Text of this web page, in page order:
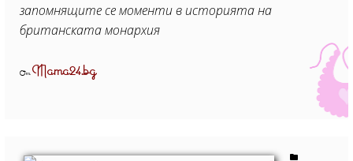
запомнящите се моменти в историята на
британската монархия
ОтMama24.bg